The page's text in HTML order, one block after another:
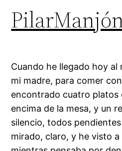
Cuando he llegado hoy al
mi madre, para comer
encontrado cuatro platos
encima de la mesa, y un
silencio, todos
mirado, claro, y he visto a